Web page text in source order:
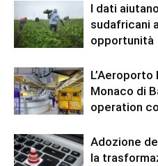
I dati
sudafricani
opportunità
Monaco di
operation
Adozione
la